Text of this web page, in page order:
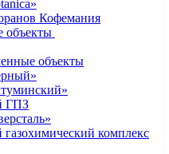
Кофемания
объекты
ГПЗ
комплекс